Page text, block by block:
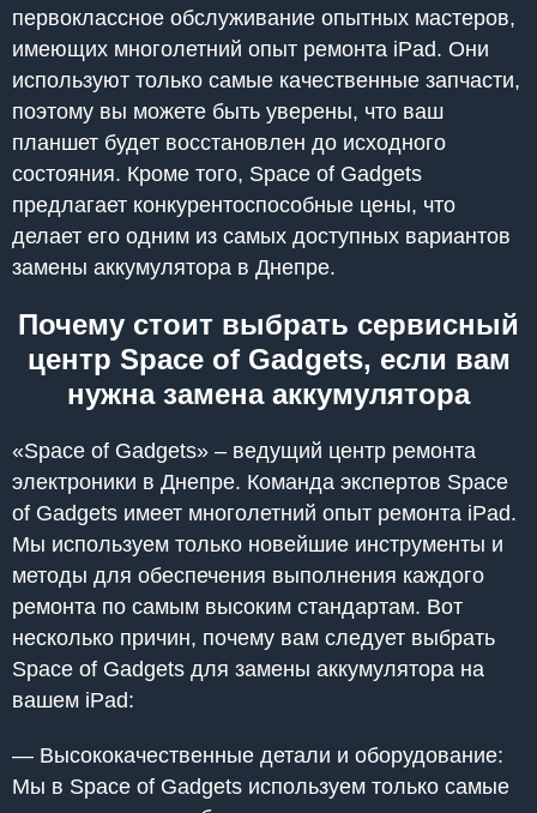
первоклассное обслуживание опытных мастеров,
имеющих многолетний опыт ремонта iPad. Они
используют только самые качественные запчасти,
поэтому вы можете быть уверены, что ваш
планшет будет восстановлен до исходного
состояния. Кроме того, Space of Gadgets
предлагает конкурентоспособные цены, что
делает его одним из самых доступных вариантов
замены аккумулятора в Днепре.
Почему стоит выбрать сервисный
центр Space of Gadgets, если вам
нужна замена аккумулятора
«Space of Gadgets» – ведущий центр ремонта
электроники в Днепре. Команда экспертов Space
of Gadgets имеет многолетний опыт ремонта iPad.
Мы используем только новейшие инструменты и
методы для обеспечения выполнения каждого
ремонта по самым высоким стандартам. Вот
несколько причин, почему вам следует выбрать
Space of Gadgets для замены аккумулятора на
вашем iPad:
— Высококачественные детали и оборудование:
Мы в Space of Gadgets используем только самые